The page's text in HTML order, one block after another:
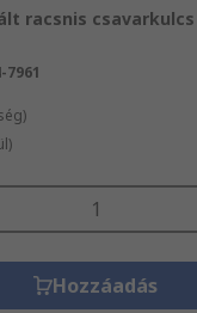
racsnis
7961
Hozzáadás